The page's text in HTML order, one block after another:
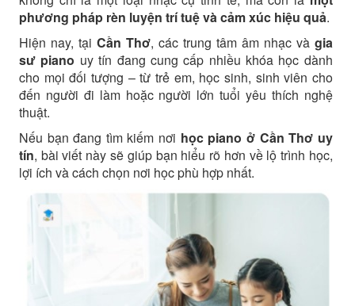
phương pháp rèn luyện trí tuệ và cảm xúc hiệu quả.
Hiện nay, tại Cần Thơ, các trung tâm âm nhạc và gia
sư piano uy tín đang cung cấp nhiều khóa học dành
cho mọi đối tượng – từ trẻ em, học sinh, sinh viên cho
đến người đi làm hoặc người lớn tuổi yêu thích nghệ
thuật.
Nếu bạn đang tìm kiếm nơi học piano ở Cần Thơ uy
tín, bài viết này sẽ giúp bạn hiểu rõ hơn về lộ trình học,
lợi ích và cách chọn nơi học phù hợp nhất.